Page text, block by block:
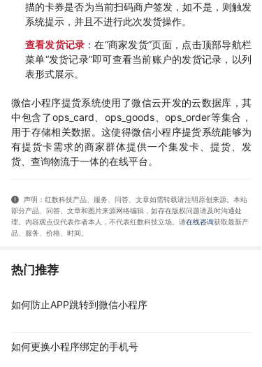
描的卡券是否为当前扫码商户签发，如不是，则触发
系统提示，并且不进行此次发货操作。
查看发货记录 ：在“商家发货”页面，点击顶部导航栏
菜单“发货记录”即可查看当前账户的发货记录，以列
表形式展示。
微信小程序提货系统使用了微信云开发的云数据库，其
中包含了ops_card、ops_goods、ops_order等集合，
用于存储相关数据。这使得微信小程序提货系统能够为
有提货卡需求的商家群体提供一个集发卡、提货、发
货、查询物流于一体的在线平台。
声明：红数科技产品、服务、问答、文章如需转载请注明原创来源。本站
部分产品、问答 、文章和图片来源网络编辑，如存在版权问题请及时沟通处
理。内容观点仅代表作者本人，不代表红数科技立场。请在线咨询获取最新产
品、服务、价格、时间
热门推荐
如何防止APP跳转到微信小程序
如何更换小程序绑定的手机号